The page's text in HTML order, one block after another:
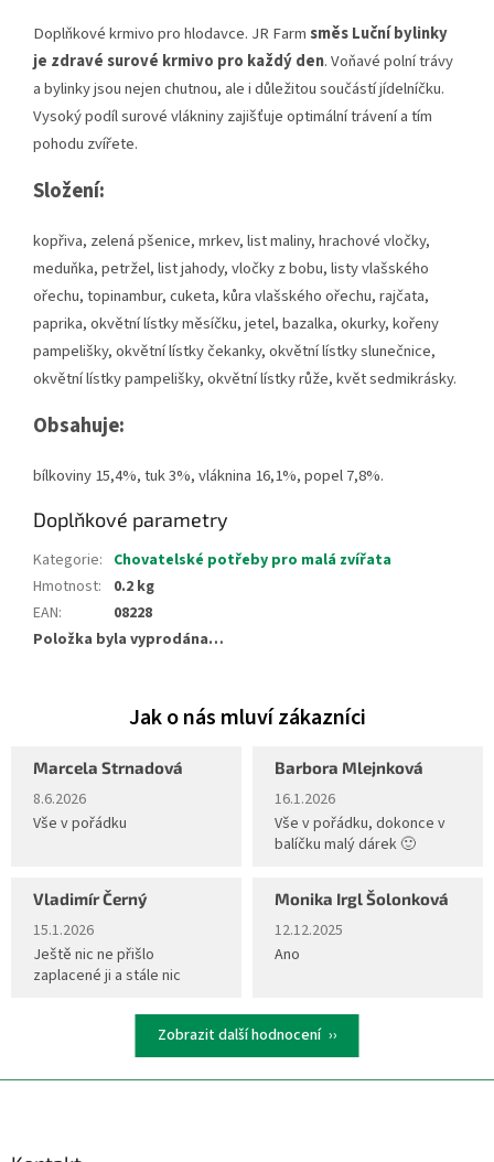
Doplňkové krmivo pro hlodavce. JR Farmsměs Luční bylinky
je zdravé surové krmivo pro každý den. Voňavé polní trávy
a bylinky jsou nejen chutnou, ale i důležitou součástí jídelníčku.
Vysoký podíl surové vlákniny zajišťuje optimální trávení a tím
pohodu zvířete.
Složení:
kopřiva, zelená pšenice, mrkev, list maliny, hrachové vločky,
meduňka, petržel, list jahody, vločky z bobu, listy vlašského
ořechu, topinambur, cuketa, kůra vlašského ořechu, rajčata,
paprika, okvětní lístky měsíčku, jetel, bazalka, okurky, kořeny
pampelišky, okvětní lístky čekanky, okvětní lístky slunečnice,
okvětní lístky pampelišky, okvětní lístky růže, květ sedmikrásky.
Obsahuje:
bílkoviny 15,4%, tuk 3%, vláknina 16,1%, popel 7,8%.
Doplňkové parametry
Kategorie: Chovatelské potřeby pro malá zvířata
Hmotnost:
0.2 kg
EAN:
08228
Položka byla vyprodána…
Marcela Strnadová
Hodnocení obchodu je 5 z 5 hvězdiček.
8.6.2026
Vše v pořádku
Barbora Mlejnková
Hodnocení obchodu je 5 z 5
16.1.2026
Vše v pořádku, dokonce v
balíčku malý dárek 🙂
Vladimír Černý
Hodnocení obchodu je 5 z 5 hvězdiček.
15.1.2026
Ještě nic ne přišlo
zaplacené ji a stále nic
Monika Irgl Šolonková
Hodnocení obchodu je 5 z 5
12.12.2025
Ano
Zobrazit další hodnocení